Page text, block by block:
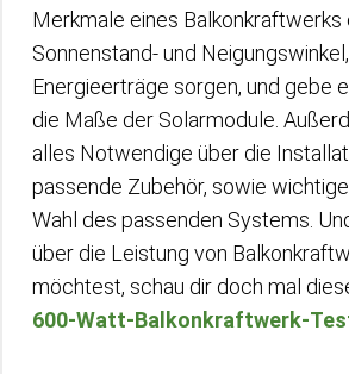
Merkmale eines Balkonkraftwerks
Sonnenstand- und
Energieerträge sorgen, und gebe
die Maße der Solarmodule.
alles Notwendige über die
passende Zubehör, sowie
Wahl des passenden Systems.
über die Leistung von
möchtest, schau dir doch mal
600-Watt-Balkonkraftwerk-